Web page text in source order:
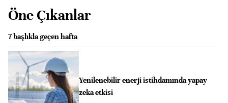
Öne Çıkanlar
7 başlıkla geçen hafta
Yenilenebilir enerji istihdamında yapay
zeka etkisi